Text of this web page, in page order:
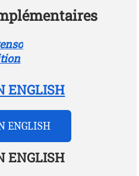
ENGLISH
ENGLISH
ENGLISH